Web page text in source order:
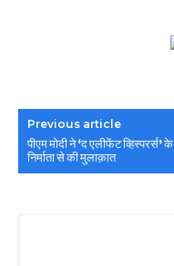
Previous article
पीएम मोदी ने ‘द एलीफेंट व्हिस्परर्स’ के
निर्माता से की मुलाक़ात